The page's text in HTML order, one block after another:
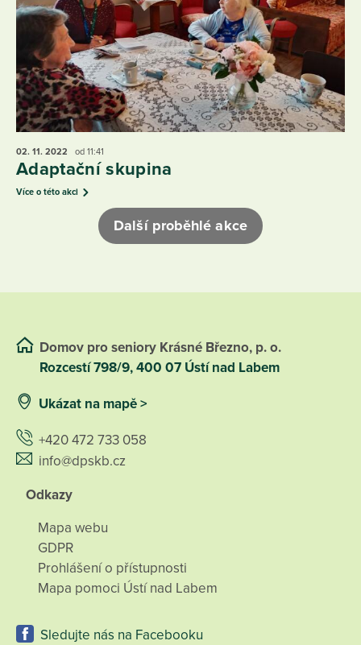
02. 11. 2022 od 11:41
Adaptační skupina
Více o této akci
Další proběhlé akce
Domov pro seniory Krásné Březno, p. o.
Rozcestí 798/9, 400 07 Ústí nad Labem
Ukázat na mapě >
+420 472 733 058
info@dpskb.cz
Odkazy
Mapa webu
GDPR
Prohlášení o přístupnosti
Mapa pomoci Ústí nad Labem
Sledujte nás na Facebooku